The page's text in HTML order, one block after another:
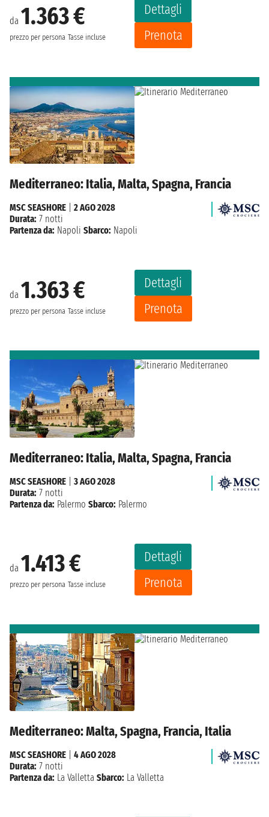
da 1.363 €
prezzo per persona Tasse incluse
Dettagli
Prenota
Mediterraneo: Italia, Malta, Spagna, Francia
da 1.363 €
prezzo per persona Tasse incluse
Dettagli
Prenota
MSC SEASHORE
2 AGO 2028
Durata: 7 notti
Partenza da: Napoli Sbarco: Napoli
Mediterraneo: Italia, Malta, Spagna, Francia
da 1.413 €
prezzo per persona Tasse incluse
Dettagli
Prenota
MSC SEASHORE
3 AGO 2028
Durata: 7 notti
Partenza da: Palermo Sbarco: Palermo
Mediterraneo: Malta, Spagna, Francia, Italia
MSC SEASHORE
4 AGO 2028
Durata: 7 notti
Partenza da: La Valletta Sbarco: La Valletta